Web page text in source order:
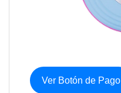
Ver Botón de Pago